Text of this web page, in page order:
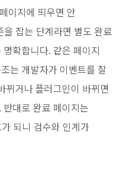
이지에 띄우면 안
잡는 단계라면 별도 완료
확합니다. 같은 페이지
는 개발자가 이벤트를 잘
뀌거나 플러그인이 바뀌면
대로 완료 페이지는
되니 검수와 인계가